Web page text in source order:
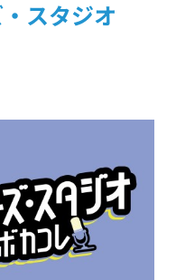
スタジオ